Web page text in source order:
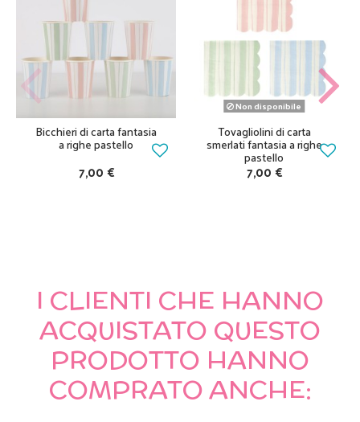
Bicchieri di carta fantasia
a righe pastello
7,00 €
Non disponibile
Tovagliolini di carta
smerlati fantasia a righe
pastello
7,00 €
I CLIENTI CHE HANNO
ACQUISTATO QUESTO
PRODOTTO HANNO
COMPRATO ANCHE: